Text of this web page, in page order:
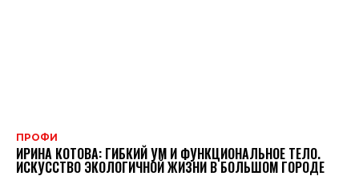
ПРОФИ
ИРИНА КОТОВА: ГИБКИЙ УМ И ФУНКЦИОНАЛЬНОЕ ТЕЛО.
ИСКУССТВО ЭКОЛОГИЧНОЙ ЖИЗНИ В БОЛЬШОМ ГОРОДЕ